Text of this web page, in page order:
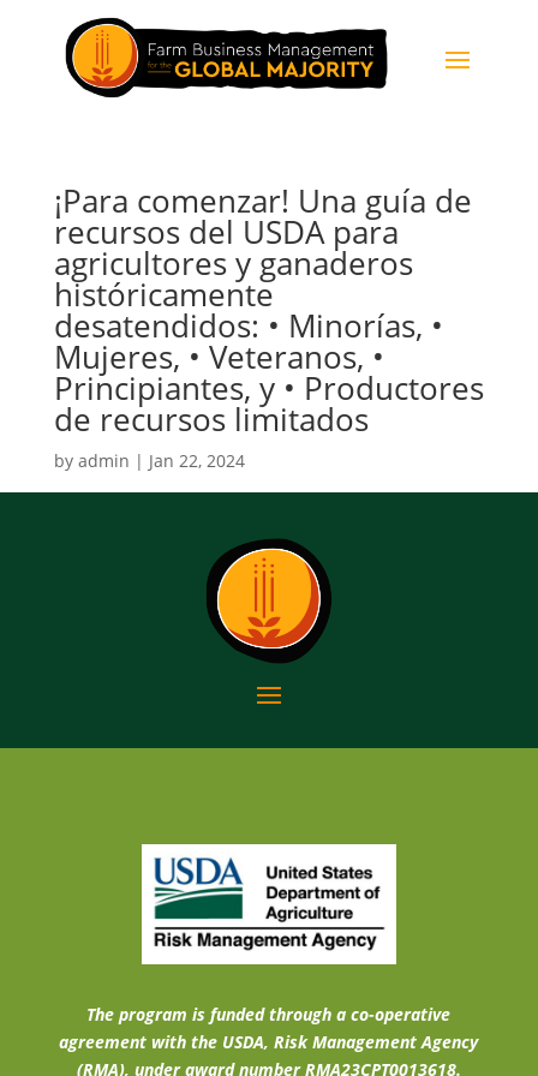
¡Para comenzar! Una guía de
recursos del USDA para
agricultores y ganaderos
históricamente
desatendidos: • Minorías, •
Mujeres, • Veteranos, •
Principiantes, y • Productores
de recursos limitados
by admin | Jan 22, 2024
The program is funded through a co-operative
agreement with the USDA, Risk Management Agency
(RMA), under award number RMA23CPT0013618.